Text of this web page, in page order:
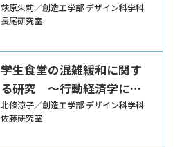
ビリティマネジメント～
萩原朱莉／創造工学部 デザイン科学科
長尾研究室
学生食堂の混雑緩和に関す
る研究 ～行動経済学に基
づいて人の滞留と混雑の原
因を探る～
北條涼子／創造工学部 デザイン科学科
佐藤研究室